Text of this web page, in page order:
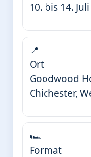
10. bis 14.
📍
Ort
Goodwood
Chichester,
🏎️
Format